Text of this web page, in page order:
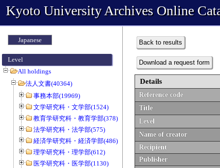
Kyoto University Archives Online
Japanese
Level
All holdings
法人文書(40364)
事務本部(19969)
文学研究科・文学部(1524)
教育学研究科・教育学部(378)
法学研究科・法学部(575)
経済学研究科・経済学部(486)
理学研究科・理学部(612)
医学研究科・医学部(1130)
Back to results
Download a request form
Details
Reference code
Title
Level
Name of creator
Recipient
Publisher